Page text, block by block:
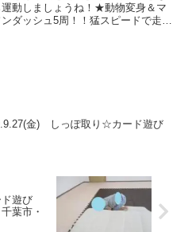
動しましょうね！★動物変身＆マ
ダッシュ5周！！猛スピードで走っ
金) しっぽ取り☆カード遊び
遊び
葉市・